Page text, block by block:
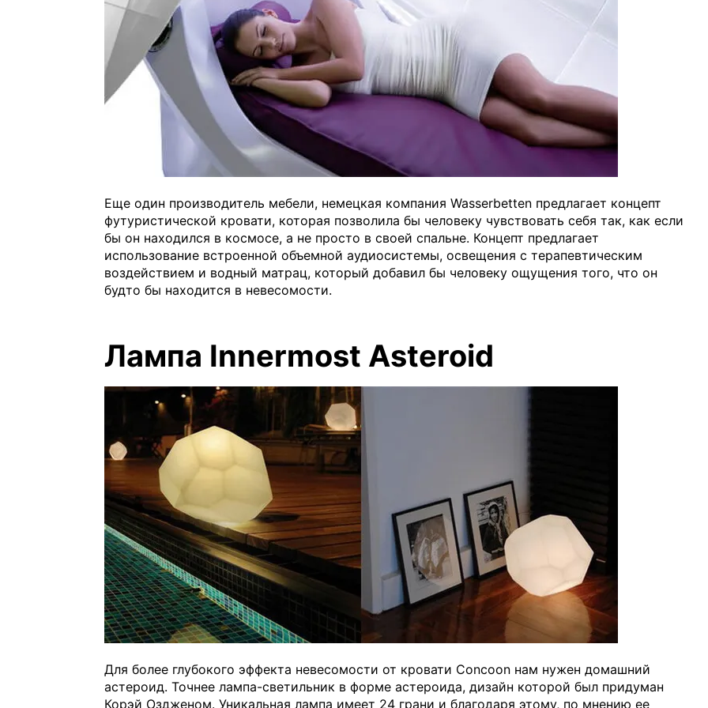
Еще один производитель мебели, немецкая компания Wasserbetten предлагает концепт
футуристической кровати, которая позволила бы человеку чувствовать себя так, как если
бы он находился в космосе, а не просто в своей спальне. Концепт предлагает
использование встроенной объемной аудиосистемы, освещения с терапевтическим
воздействием и водный матрац, который добавил бы человеку ощущения того, что он
будто бы находится в невесомости.
Лампа Innermost Asteroid
Для более глубокого эффекта невесомости от кровати Concoon нам нужен домашний
астероид. Точнее лампа-светильник в форме астероида, дизайн которой был придуман
Корэй Оздженом. Уникальная лампа имеет 24 грани и благодаря этому, по мнению ее